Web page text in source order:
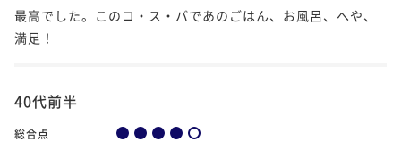
最高でした。このコ・ス・パであのごはん、お風呂、へや、
満足！
40代前半
総合点